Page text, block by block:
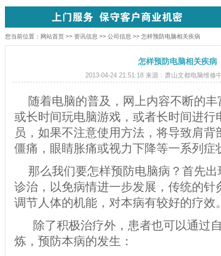
您当前位置： 网站首页 >> 资讯信息 >> 公司信息 >> 怎样预防电脑相关疾病
怎样预防电脑相关疾病
2013-04-24 21:51:18 来源：萧山文都电脑维修
随着电脑的普及，网上内容不断的丰
或长时间玩电脑游戏，或者长时间进行
员，如果不注意使用方法，将导致肩
僵痛，眼睛胀痛或视力下降等一系列症
那么我们要怎样预防电脑病？首先出
诊治，以免病情进一步发展，传统的针
调节人体的机能，对本病有较好的疗效
除了积极治疗外，患者也可以通过
炼，预防本病的发生：